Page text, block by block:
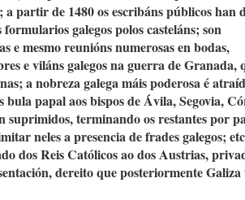
partir de 1480 os escribáns públicos han
galegos polos casteláns; son
e mesmo reunións numerosas en bodas,
e viláns galegos na guerra de Granada,
a nobreza galega máis poderosa é
bula papal aos bispos de Ávila, Segovia,
suprimidos, terminando os restantes por
neles a presencia de frades galegos;
dos Reis Católicos ao dos Austrias,
dereito que posteriormente